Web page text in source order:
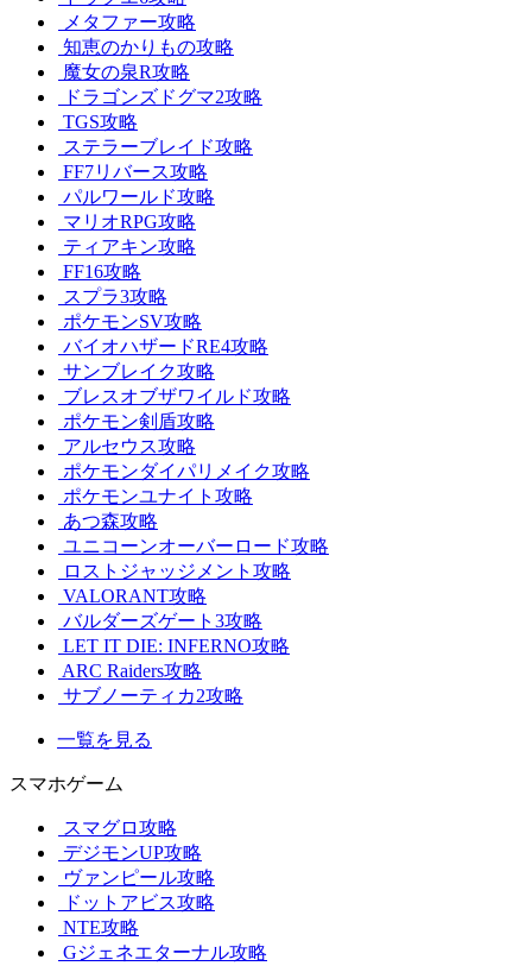
メタファー攻略
知恵のかりもの攻略
魔女の泉R攻略
ドラゴンズドグマ2攻略
TGS攻略
ステラーブレイド攻略
FF7リバース攻略
パルワールド攻略
マリオRPG攻略
ティアキン攻略
FF16攻略
スプラ3攻略
ポケモンSV攻略
バイオハザードRE4攻略
サンブレイク攻略
ブレスオブザワイルド攻略
ポケモン剣盾攻略
アルセウス攻略
ポケモンダイパリメイク攻略
ポケモンユナイト攻略
あつ森攻略
ユニコーンオーバーロード攻略
ロストジャッジメント攻略
VALORANT攻略
バルダーズゲート3攻略
LET IT DIE: INFERNO攻略
ARC Raiders攻略
サブノーティカ2攻略
一覧を見る
スマホゲーム
スマグロ攻略
デジモンUP攻略
ヴァンピール攻略
ドットアビス攻略
NTE攻略
Gジェネエターナル攻略